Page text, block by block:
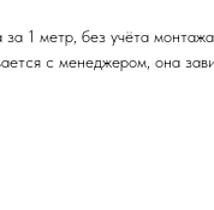
за 1 метр, без учёта
с менеджером, она